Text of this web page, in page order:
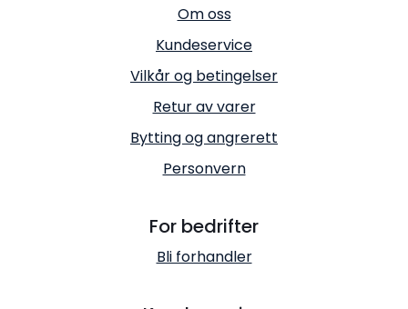
Om oss
Kundeservice
Vilkår og betingelser
Retur av varer
Bytting og angrerett
Personvern
For bedrifter
Bli forhandler